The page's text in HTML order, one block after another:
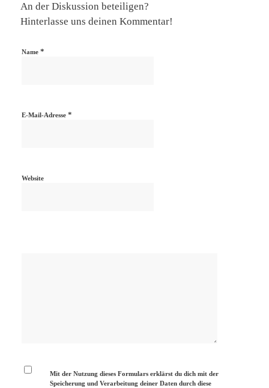
An der Diskussion beteiligen?
Hinterlasse uns deinen Kommentar!
Name *
E-Mail-Adresse *
Website
Mit der Nutzung dieses Formulars erklärst du dich mit der
Speicherung und Verarbeitung deiner Daten durch diese